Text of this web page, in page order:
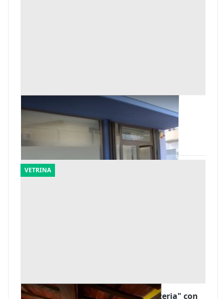
#2206 Negozio al piano terra
Offerta minima
130.680 €
VETRINA
#24699 Locale commerciale "ex pizzeria" con